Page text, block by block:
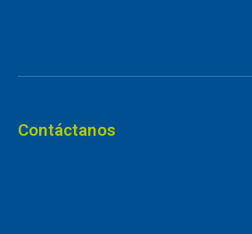
Contáctanos